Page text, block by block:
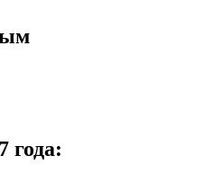
года: